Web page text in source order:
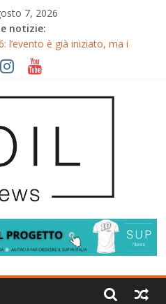
7, 2026
notizie:
l’evento è già iniziato, ma i
Cappuzzo e Belloeuvre
Cup 2026: Spettacolo e